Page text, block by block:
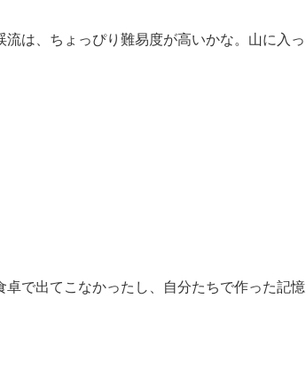
は、ちょっぴり難易度が高いかな。山に入っ
で出てこなかったし、自分たちで作った記憶